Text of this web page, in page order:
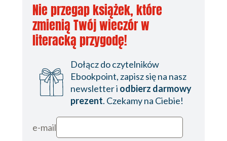
Nie przegap książek, które
zmienią Twój wieczór w
literacką przygodę!
Dołącz do czytelników
Ebookpoint, zapisz się na nasz
newsletter i odbierz darmowy
prezent. Czekamy na Ciebie!
e-mail